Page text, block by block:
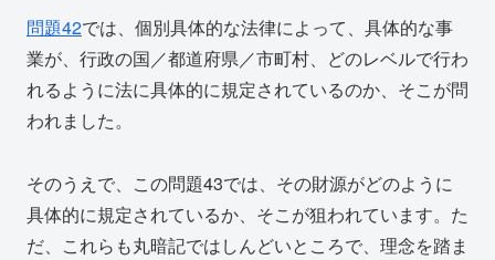
問題42では、個別具体的な法律によって、具体的な事
業が、行政の国／都道府県／市町村、どのレベルで行わ
れるように法に具体的に規定されているのか、そこが問
われました。
そのうえで、この問題43では、その財源がどのように
具体的に規定されているか、そこが狙われています。た
だ、これらも丸暗記ではしんどいところで、理念を踏ま